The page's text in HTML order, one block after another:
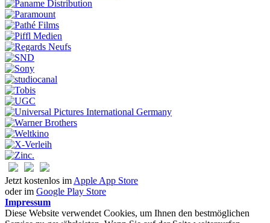
Jetzt kostenlos im Apple App Store
oder im Google Play Store
Impressum
Diese Website verwendet Cookies, um Ihnen den bestmöglichen